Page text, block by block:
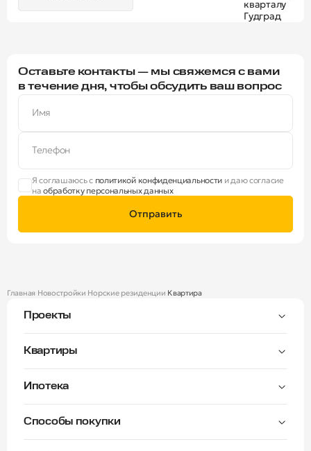
Оставьте контакты — мы свяжемся с вами
в течение дня, чтобы обсудить ваш вопрос
Имя
Телефон
Я соглашаюсь с политикой конфиденциальности и даю согласие
наобработку персональных данных
Отправить
Главная Новостройки Норские резиденции Квартира
Проекты
Тверицы
Норские резиденции
Квартиры
Окна на две стороны
Ипотека
Способы покупки